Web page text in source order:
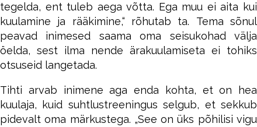
tegelda, ent tuleb aega võtta. Ega muu ei aita kui
kuulamine ja rääkimine,“ rõhutab ta. Tema sõnul
peavad inimesed saama oma seisukohad välja
öelda, sest ilma nende ärakuulamiseta ei tohiks
otsuseid langetada.
Tihti arvab inimene aga enda kohta, et on hea
kuulaja, kuid suhtlustreeningus selgub, et sekkub
pidevalt oma märkustega. „See on üks põhilisi vigu